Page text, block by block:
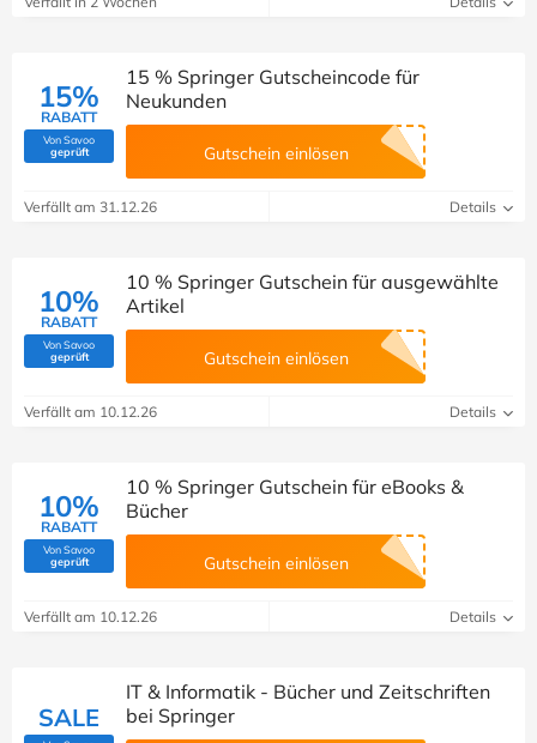
15%
RABATT
Von Savoo
geprüft(Von Savoo geprüft)
15 % Springer Gutscheincode für
Neukunden
Gutschein einlösen
Verfällt am 31.12.26 Details
10%
RABATT
Von Savoo
geprüft(Von Savoo geprüft)
10 % Springer Gutschein für ausgewählte
Artikel
Gutschein einlösen
Verfällt am 10.12.26 Details
10%
RABATT
Von Savoo
geprüft(Von Savoo geprüft)
10 % Springer Gutschein für eBooks &
Bücher
Gutschein einlösen
Verfällt am 10.12.26 Details
SALE
IT & Informatik - Bücher und Zeitschriften
bei Springer